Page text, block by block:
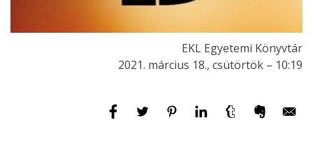
EKL Egyetemi Könyvtár
2021. március 18., csütörtök – 10:19